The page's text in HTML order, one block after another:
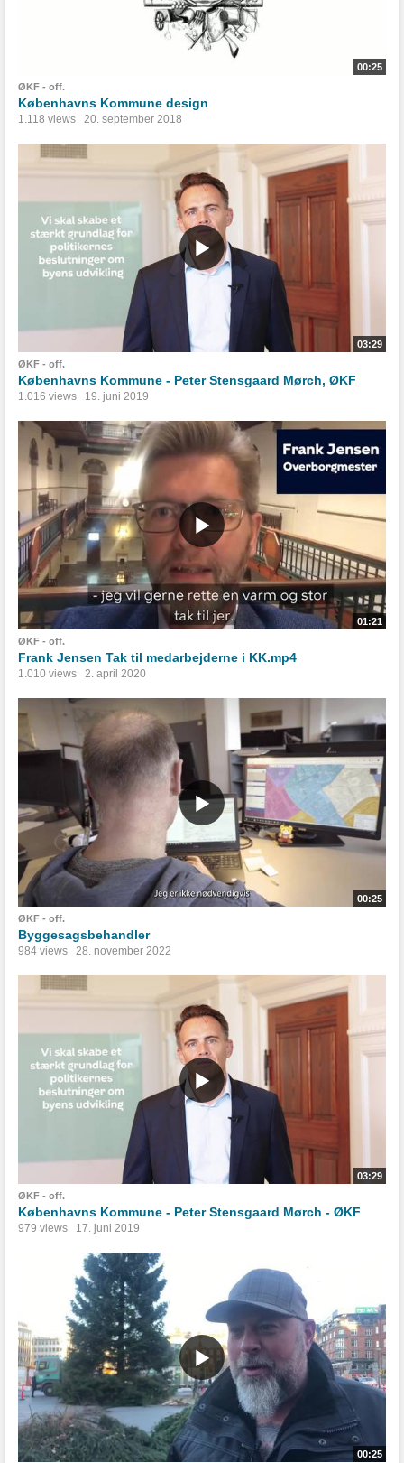
00:25
ØKF - off.
Københavns Kommune design
1.118 views 20. september 2018
03:29
ØKF - off.
Københavns Kommune - Peter Stensgaard Mørch, ØKF
1.016 views 19. juni 2019
01:21
ØKF - off.
Frank Jensen Tak til medarbejderne i KK.mp4
1.010 views 2. april 2020
00:25
ØKF - off.
Byggesagsbehandler
984 views 28. november 2022
03:29
ØKF - off.
Københavns Kommune - Peter Stensgaard Mørch - ØKF
979 views 17. juni 2019
00:25